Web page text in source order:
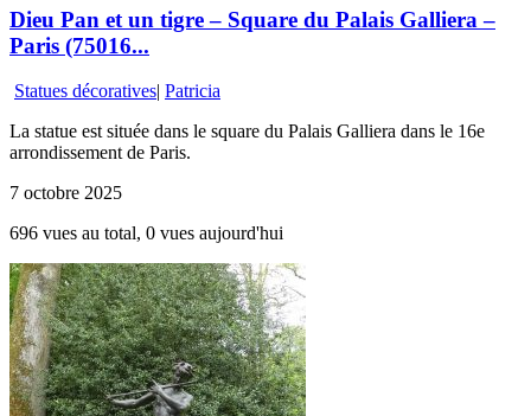
Dieu Pan et un tigre – Square du Palais Galliera –
Paris (75016...
Statues décoratives| Patricia
La statue est située dans le square du Palais Galliera dans le 16e
arrondissement de Paris.
7 octobre 2025
696 vues au total, 0 vues aujourd'hui